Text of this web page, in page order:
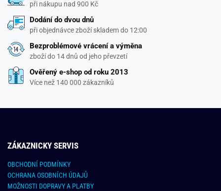
při nákupu nad 900 Kč
Dodání do dvou dnů
při objednávce zboží skladem do 12:00
Bezproblémové vrácení a výměna
zboží do 14 dnů od jeho převzetí
Ověřený e-shop od roku 2013
Více než 140 000 zákazníků
ZÁKAZNICKY SERVIS
OBCHODNÍ PODMÍNKY
OCHRANA OSOBNÍCH ÚDAJŮ
MOŽNOSTI DOPRAVY A PLATBY